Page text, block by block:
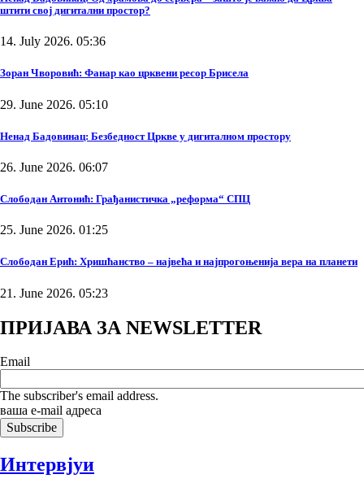
штити свој дигитални простор?
14. July 2026. 05:36
Зоран Чворовић: Фанар као црквени ресор Брисела
29. June 2026. 05:10
Ненад Бадовинац: Безбедност Цркве у дигиталном простору
26. June 2026. 06:07
Слободан Антонић: Грађанистичка „реформа“ СПЦ
25. June 2026. 01:25
Слободан Ерић: Хришћанство – највећа и најпрогоњенија вера на планети
21. June 2026. 05:23
ПРИЈАВА ЗА NEWSLETTER
Email
The subscriber's email address.
ваша е-mail адреса
Интервјуи